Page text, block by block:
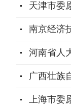
天津市委
南京经济
河南省人
广西壮族
上海市委